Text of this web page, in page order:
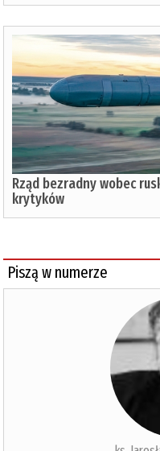
Rząd bezradny wobec
krytyków
Piszą w numerze